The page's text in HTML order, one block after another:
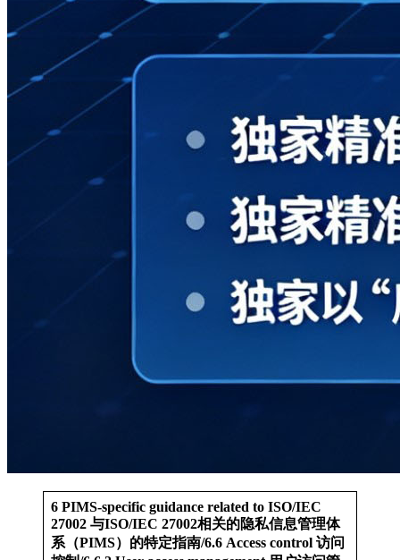
6 PIMS-specific guidance related to ISO/IEC
27002 与ISO/IEC 27002相关的隐私信息管理体
系（PIMS）的特定指南/6.6 Access control 访问